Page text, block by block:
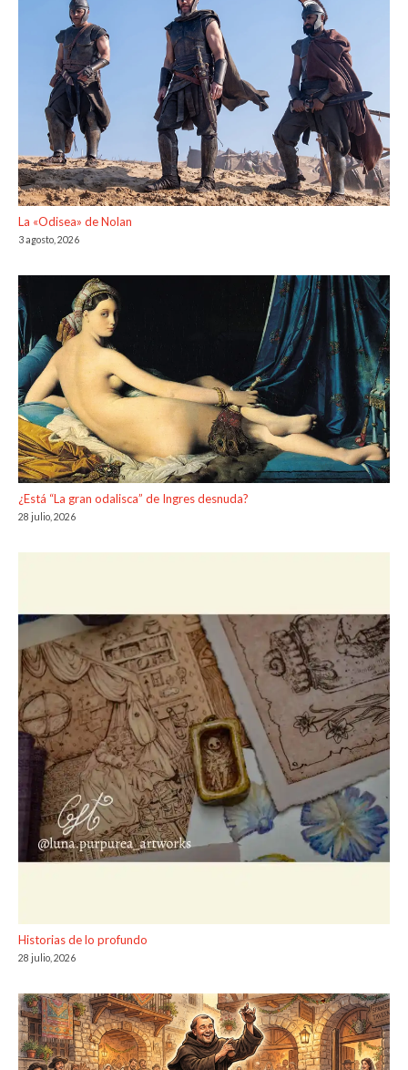
La «Odisea» de Nolan
3 agosto, 2026
¿Está “La gran odalisca” de Ingres desnuda?
28 julio, 2026
Historias de lo profundo
28 julio, 2026